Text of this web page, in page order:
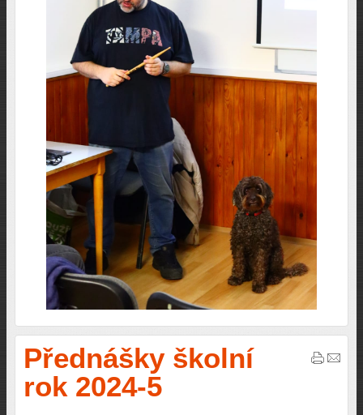
Přednášky školní
rok 2024-5